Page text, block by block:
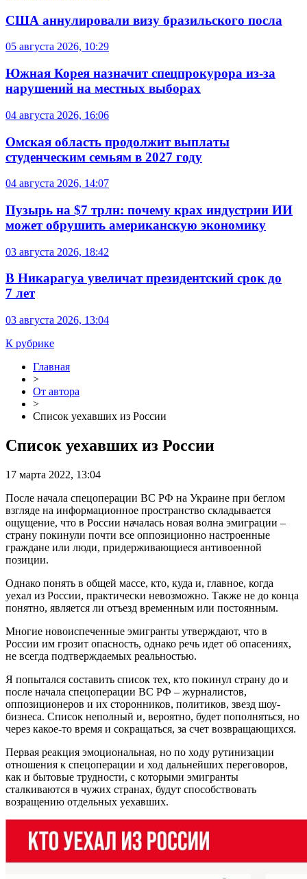
США аннулировали визу бразильского посла
05 августа 2026, 10:29
Южная Корея назначит спецпрокурора из-за
нарушений на местных выборах
04 августа 2026, 16:06
Омская область продолжит выплаты
студенческим семьям в 2027 году
04 августа 2026, 14:07
Пузырь на $7 трлн: почему крах индустрии ИИ
может обрушить американскую экономику
03 августа 2026, 18:42
В Никарагуа увеличат президентский срок до
7 лет
03 августа 2026, 13:04
К рубрике
Главная
>
От автора
>
Список уехавших из России
Список уехавших из России
17 марта 2022, 13:04
После начала спецоперации ВС РФ на Украине при беглом
взгляде на информационное пространство складывается
ощущение, что в России началась новая волна эмиграции –
страну покинули почти все оппозиционно настроенные
граждане или люди, придерживающиеся антивоенной
позиции.
Однако понять в общей массе, кто, куда и, главное, когда
уехал из России, практически невозможно. Также не до конца
понятно, является ли отъезд временным или постоянным.
Многие новоиспеченные эмигранты утверждают, что в
России им грозит опасность, однако речь идет об опасениях,
не всегда подтверждаемых реальностью.
Я попытался составить список тех, кто покинул страну до и
после начала спецоперации ВС РФ – журналистов,
оппозиционеров и их сторонников, политиков, звезд шоу-
бизнеса. Список неполный и, вероятно, будет пополняться, но
через какое-то время и сокращаться, за счет возвращающихся.
Первая реакция эмоциональная, но по ходу рутинизации
отношения к спецоперации и ход дальнейших переговоров,
как и бытовые трудности, с которыми эмигранты
сталкиваются в чужих странах, будут способствовать
возращению отдельных уехавших.